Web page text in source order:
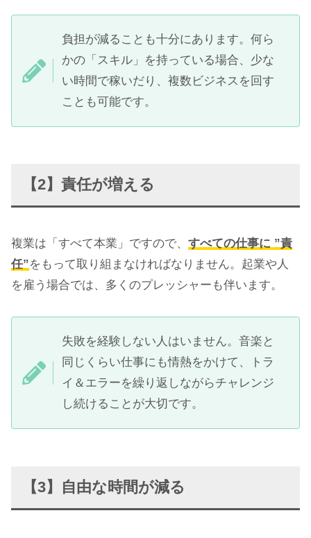
負担が減ることも十分にあります。何ら
かの「スキル」を持っている場合、少な
い時間で稼いだり、複数ビジネスを回す
ことも可能です。
【2】責任が増える
複業は「すべて本業」ですので、 すべての仕事に ”責
任”をもって取り組まなければなりません。起業や人
を雇う場合では、多くのプレッシャーも伴います。
失敗を経験しない人はいません。音楽と
同じくらい仕事にも情熱をかけて、トラ
イ＆エラーを繰り返しながらチャレンジ
し続けることが大切です。
【3】自由な時間が減る